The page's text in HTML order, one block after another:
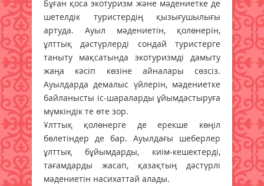
Бұған қоса экотуризм және мәдениетке де
шетелдік туристердің қызығушылығы
артуда. Ауыл мәдениетін, қолөнерін,
ұлттық дәстүрлерді сондай туристерге
таныту мақсатында экотуризмді дамыту
жаңа кәсіп көзіне айналары сөзсіз.
Ауылдарда демалыс үйлерін, мәдениетке
байланысты іс-шараларды ұйымдастыруға
мүмкіндік те өте зор.
Ұлттық қолөнерге де ерекше көңіл
бөлетіндер де бар. Ауылдағы шеберлер
ұлттық бұйымдарды, киім-кешектерді,
тағамдарды жасап, қазақтың дәстүрлі
мәдениетін насихаттай алады.